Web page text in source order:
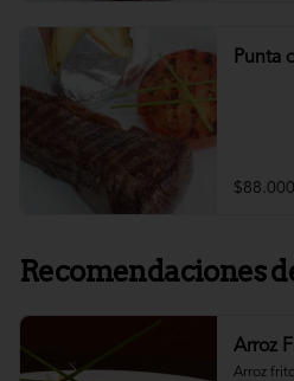
Punta
$88.000
Recomendaciones
Arroz
Arroz